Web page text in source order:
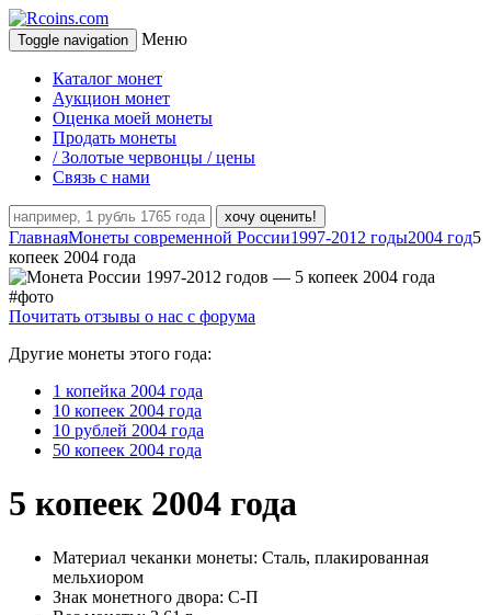
Toggle navigation Меню
Каталог монет
Аукцион монет
Оценка моей монеты
Продать монеты
/ Золотые червонцы / цены
Связь с нами
хочу оценить!
ГлавнаяМонеты современной России1997-2012 годы2004 год5
копеек 2004 года
Почитать отзывы о нас с форума
Другие монеты этого года:
1 копейка 2004 года
10 копеек 2004 года
10 рублей 2004 года
50 копеек 2004 года
5 копеек 2004 года
Материал чеканки монеты: Сталь, плакированная
мельхиором
Знак монетного двора: С-П